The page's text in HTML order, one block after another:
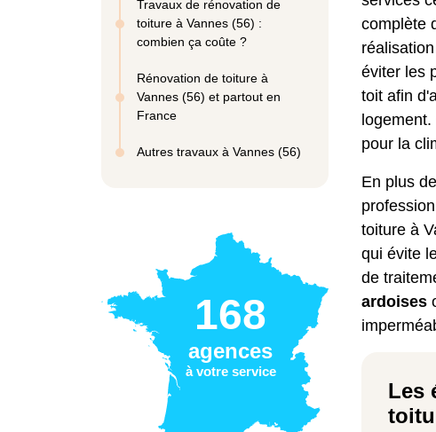
Travaux de rénovation de
toiture à Vannes (56) :
combien ça coûte ?
Rénovation de toiture à
Vannes (56) et partout en
France
Autres travaux à Vannes (56)
168
agences
à votre service
complète
éviter les
toit afin
pour la
En plus
toiture à
qui évite
de
ardoises
Les